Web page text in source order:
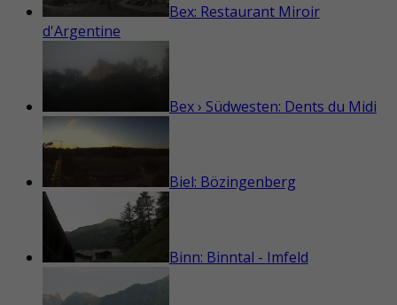
Bex: Restaurant Miroir
d'Argentine
Bex › Südwesten: Dents du Midi
Biel: Bözingenberg
Binn: Binntal - Imfeld